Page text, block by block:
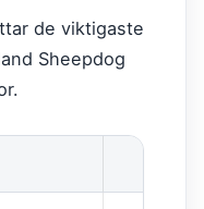
de viktigaste
Sheepdog